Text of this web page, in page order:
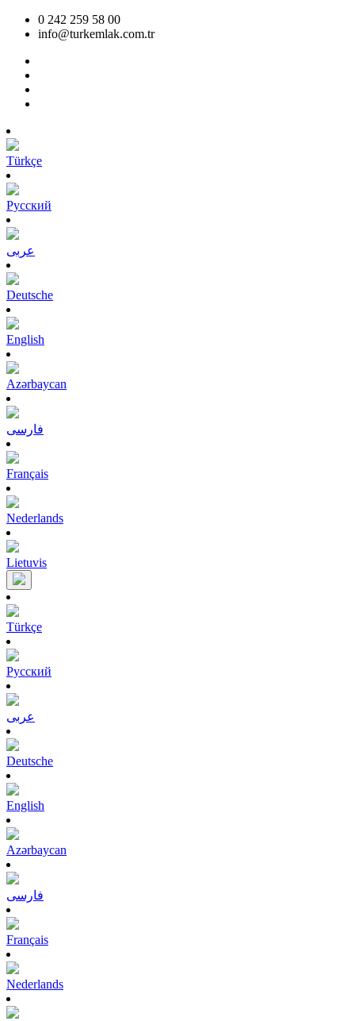
0 242 259 58 00
info@turkemlak.com.tr
Türkçe
Pусский
عربى
Deutsche
English
Azərbaycan
فارسی
Français
Nederlands
Lietuvis
Türkçe
Pусский
عربى
Deutsche
English
Azərbaycan
فارسی
Français
Nederlands